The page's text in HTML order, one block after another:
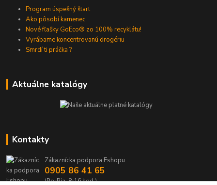
Program úspešný štart
Ako pôsobí kamenec
Nové fľašky GoEco® zo 100% recyklátu!
Vyrábame koncentrovanú drogériu
Smrdí ti práčka ?
Aktuálne katalógy
Kontakty
Zákaznícka podpora Eshopu
0905 86 41 65
(Po-Pia, 8-16 hod.)